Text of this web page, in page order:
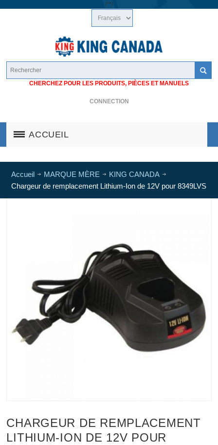
/**/
CHERCHEZ POUR LES PRODUITS, PIÈCES ET MANUELS
CONNECTION
ACCUEIL
Accueil MARQUE MÈRE
KING CANADA
Chargeur de remplacement Lithium-Ion de 12V pour 8349LVS
CHARGEUR DE REMPLACEMENT
LITHIUM-ION DE 12V POUR